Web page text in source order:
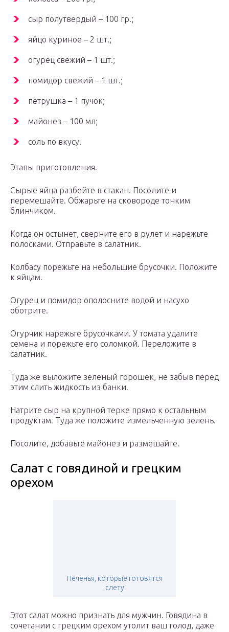
сыр полутвердый – 100 гр.;
яйцо куриное – 2 шт.;
огурец свежий – 1 шт.;
помидор свежий – 1 шт.;
петрушка – 1 пучок;
майонез – 100 мл;
соль по вкусу.
Этапы приготовления.
Сырые яйца разбейте в стакан. Посолите и
перемешайте. Обжарьте на сковороде тонким
блинчиком.
Когда он остынет, сверните его в рулет и нарежьте
полосками. Отправьте в салатник.
Колбасу порежьте на небольшие брусочки. Положите
к яйцам.
Огурец и помидор ополосните водой и насухо
оботрите.
Огурчик нарежьте брусочками. У томата удалите
семена и порежьте его соломкой. Переложите в
салатник.
Туда же выложите зеленый горошек, не забыв перед
этим слить жидкость из банки.
Натрите сыр на крупной терке прямо к остальным
продуктам. Туда же положите измельченную зелень.
Посолите, добавьте майонез и размешайте.
Салат с говядиной и грецким
орехом
Печенья, которые готовятся
слету
Этот салат можно признать для мужчин. Говядина в
сочетании с грецким орехом утолит ваш голод, даже